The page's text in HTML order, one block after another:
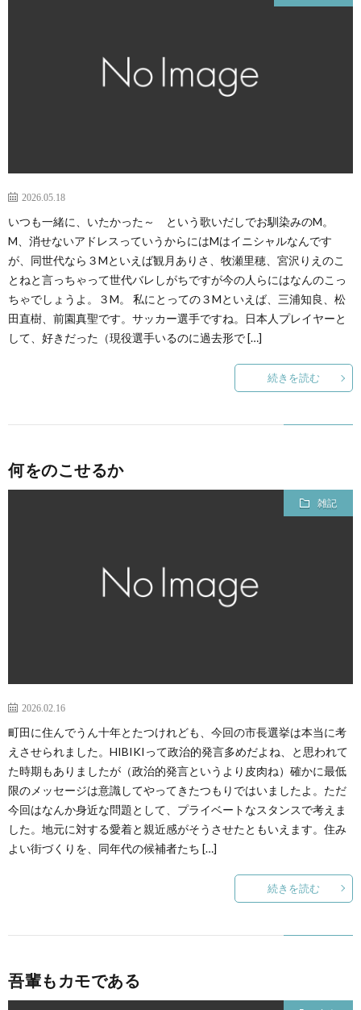
2026.05.18
いつも一緒に、いたかった～ という歌いだしでお馴染みのM。
M、消せないアドレスっていうからにはMはイニシャルなんです
が、同世代なら３Mといえば観月ありさ、牧瀬里穂、宮沢りえのこ
とねと言っちゃって世代バレしがちですが今の人らにはなんのこっ
ちゃでしょうよ。３M。 私にとっての３Mといえば、三浦知良、松
田直樹、前園真聖です。サッカー選手ですね。日本人プレイヤーと
して、好きだった（現役選手いるのに過去形で […]
続きを読む
何をのこせるか
雑記
2026.02.16
町田に住んでうん十年とたつけれども、今回の市長選挙は本当に考
えさせられました。HIBIKIって政治的発言多めだよね、と思われて
た時期もありましたが（政治的発言というより皮肉ね）確かに最低
限のメッセージは意識してやってきたつもりではいましたよ。ただ
今回はなんか身近な問題として、プライベートなスタンスで考えま
した。地元に対する愛着と親近感がそうさせたともいえます。住み
よい街づくりを、同年代の候補者たち […]
続きを読む
吾輩もカモである